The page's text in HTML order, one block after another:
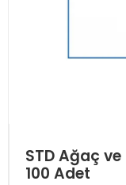
STD Ağaç
100 Adet